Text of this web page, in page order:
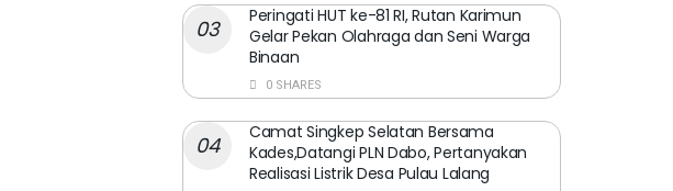
Peringati HUT ke-81 RI, Rutan Karimun
Gelar Pekan Olahraga dan Seni Warga
Binaan
0 SHARES
Camat Singkep Selatan Bersama
Kades,Datangi PLN Dabo, Pertanyakan
Realisasi Listrik Desa Pulau Lalang